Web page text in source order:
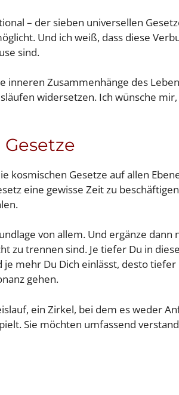
– der sieben universellen
Und ich weiß, dass diese
sind.
Zusammenhänge des
widersetzen. Ich wünsche
kosmischen Gesetze auf allen
eine gewisse Zeit zu
von allem. Und ergänze dann
zu trennen sind. Je tiefer Du in diese
mehr Du Dich einlässt, desto tiefer
gehen.
ein Zirkel, bei dem es weder
Sie möchten umfassend